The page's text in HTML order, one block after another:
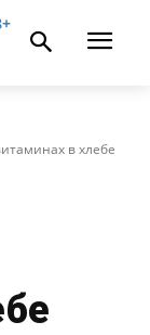
в хлебе